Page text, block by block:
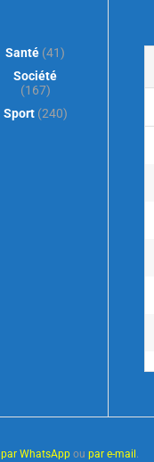
Santé (41)
Société
(167)
Sport(240)
par WhatsApp ou par e-mail.